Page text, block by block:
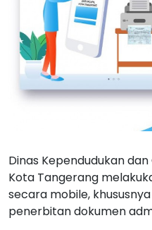
Dinas Kependudukan
Kota Tangerang
secara mobile,
penerbitan dokumen